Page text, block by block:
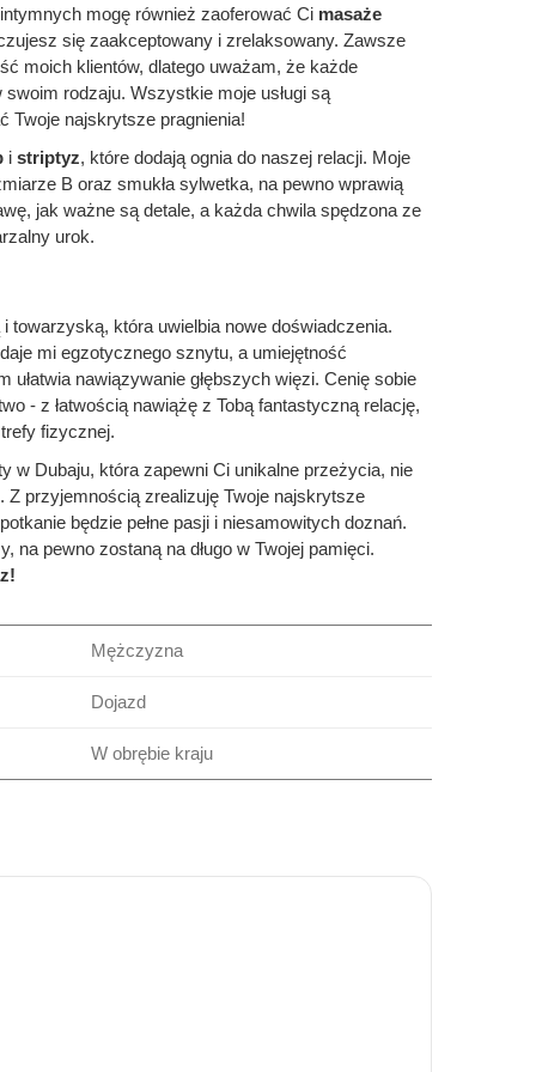
mogę również zaoferować Ci masaże
się zaakceptowany i zrelaksowany. Zawsze
moich klientów, dlatego uważam, że każde
rodzaju. Wszystkie moje usługi są
Twoje najskrytsze pragnienia!
i striptyz, które dodają ognia do naszej relacji. Moje
B oraz smukła sylwetka, na pewno wprawią
jak ważne są detale, a każda chwila spędzona ze
urok.
towarzyską, która uwielbia nowe doświadczenia.
mi egzotycznego sznytu, a umiejętność
ułatwia nawiązywanie głębszych więzi. Cenię sobie
- z łatwością nawiążę z Tobą fantastyczną relację,
fizycznej.
w Dubaju, która zapewni Ci unikalne przeżycia, nie
Z przyjemnością zrealizuję Twoje najskrytsze
będzie pełne pasji i niesamowitych doznań.
na pewno zostaną na długo w Twojej pamięci.
Mężczyzna
Dojazd
W obrębie kraju